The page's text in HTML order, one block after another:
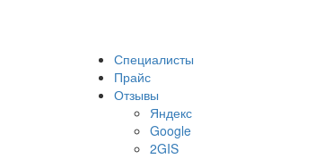
Специалисты
Прайс
Отзывы
Яндекс
Google
2GIS